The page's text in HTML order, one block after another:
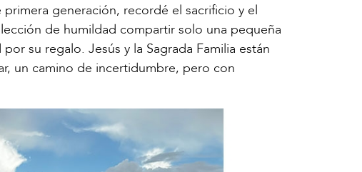
generación, recordé el sacrificio y el
de humildad compartir solo una pequeña
su regalo. Jesús y la Sagrada Familia están
un camino de incertidumbre, pero con